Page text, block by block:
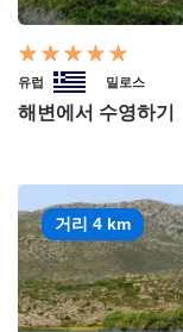
유럽 밀로스
해변에서 수영하기
거리 4 km